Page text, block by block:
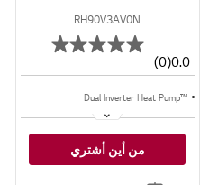
RH90V3AV0N
0.0
(0)
Dual Inverter Heat Pump™‎
من أين أشتري